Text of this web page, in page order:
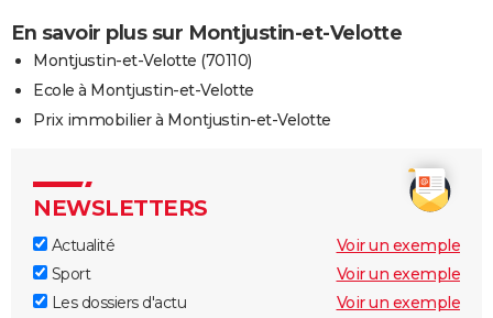
En savoir plus sur Montjustin-et-Velotte
Montjustin-et-Velotte (70110)
Ecole à Montjustin-et-Velotte
Prix immobilier à Montjustin-et-Velotte
NEWSLETTERS
Actualité
Voir un exemple
Sport
Voir un exemple
Les dossiers d'actu
Voir un exemple